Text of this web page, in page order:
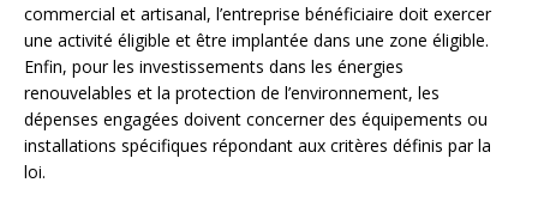
commercial et artisanal, l’entreprise bénéficiaire doit exercer
une activité éligible et être implantée dans une zone éligible.
Enfin, pour les investissements dans les énergies
renouvelables et la protection de l’environnement, les
dépenses engagées doivent concerner des équipements ou
installations spécifiques répondant aux critères définis par la
loi.